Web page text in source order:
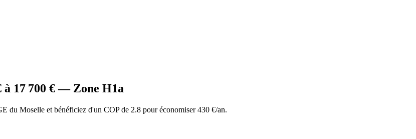
à 17 700 € — Zone H1a
du Moselle et bénéficiez d'un COP de 2.8 pour économiser 430 €/an.